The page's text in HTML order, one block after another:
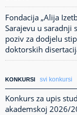
Fondacija „Alija
Sarajevu u saradnji
poziv za dodjelu
doktorskih
KONKURSI svi konkursi
Konkurs za upis
akademskoj 2026/